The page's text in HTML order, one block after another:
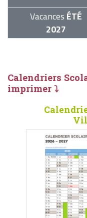
Vacances ÉTÉ
2027
Calendriers
imprimer ⤵